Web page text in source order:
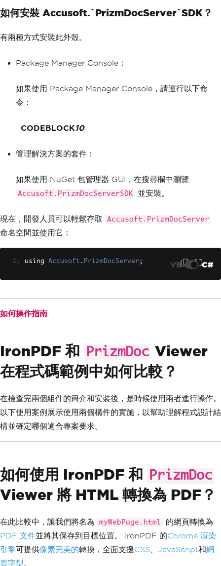
如何安裝 Accusoft.`PrizmDocServer`SDK？
有兩種方式安裝此外殼。
Package Manager Console：
如果使用 Package Manager Console，請運行以下命
令：
CODEBLOCK 10
管理解決方案的套件：
如果使用 NuGet 包管理器 GUI，在搜尋欄中瀏覽
Accusoft.PrizmDocServerSDK 並安裝。
現在，開發人員可以輕鬆存取 Accusoft.PrizmDocServer
命名空間並使用它：
using Accusoft . PrizmDocServer ; VB C#
如何操作指南
IronPDF 和 PrizmDoc Viewer
在程式碼範例中如何比較？
在檢查完兩個組件的簡介和安裝後，是時候使用兩者進行操作。
以下使用案例展示使用兩個構件的實施，以幫助理解程式設計結
構並確定哪個適合專案要求。
如何使用 IronPDF 和 PrizmDoc
Viewer 將 HTML 轉換為 PDF？
在此比較中，讓我們將名為 myWebPage.html
的網頁轉換為
PDF 文件並將其保存到目標位置。 IronPDF 的Chrome 渲染
引擎可提供像素完美的轉換，全面支援CSS JavaScript和網
頁字型。